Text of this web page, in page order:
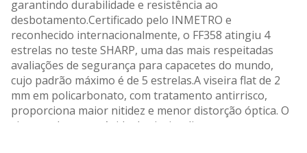
garantindo durabilidade e resistência ao
desbotamento.Certificado pelo INMETRO e
reconhecido internacionalmente, o FF358 atingiu 4
estrelas no teste SHARP, uma das mais respeitadas
avaliações de segurança para capacetes do mundo,
cujo padrão máximo é de 5 estrelas.A viseira flat de 2
mm em policarbonato, com tratamento antirrisco,
proporciona maior nitidez e menor distorção óptica. O
sistema de troca rápida da viseira dispensa